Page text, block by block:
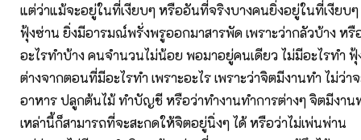
แต่ว่าแม้จะอยู่ในที่เงียบๆ หรืออันที่จริงบางคนยิ่งอยู่ในที่เงียบ
ฟุ้งซ่าน ยิ่งมีอารมณ์พรั่งพรูออกมาสารพัด เพราะว่ากลัวบ้าง หรื
อะไรทำบ้าง คนจำนวนไม่น้อย พอมาอยู่คนเดียว ไม่มีอะไรทำ ฟุ้
ต่างจากตอนที่มีอะไรทำ เพราะอะไร เพราะว่าจิตมีงานทำ ไม่ว่า
อาหาร ปลูกต้นไม้ ทำบัญชี หรือว่าทำงานทำการต่างๆ จิตมีงาน
เหล่านี้ก็สามารถที่จะสะกดให้จิตอยู่นิ่งๆ ได้ หรือว่าไม่เพ่นพ่าน